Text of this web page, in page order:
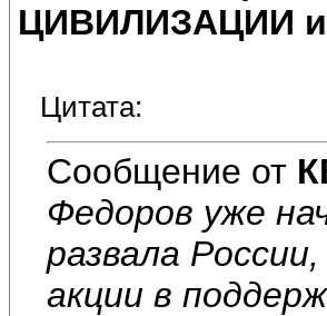
ЦИВИЛИЗАЦИИ
Цитата:
Сообщение от
Федоров уже
развала
акции в